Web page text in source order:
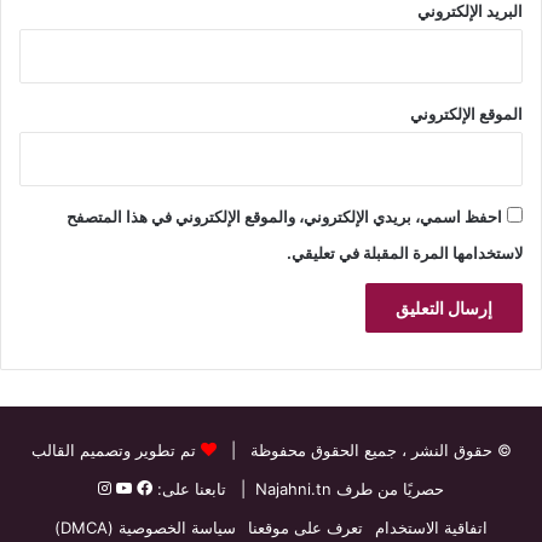
البريد الإلكتروني
الموقع الإلكتروني
احفظ اسمي، بريدي الإلكتروني، والموقع الإلكتروني في هذا المتصفح
لاستخدامها المرة المقبلة في تعليقي.
© حقوق النشر ، جميع الحقوق محفوظة |
تم تطوير وتصميم القالب
حصريًا من طرف Najahni.tn | تابعنا على:
اتفاقية الاستخدام
تعرف على موقعنا سياسة الخصوصية (DMCA)